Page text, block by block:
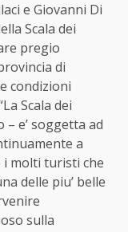
e Giovanni Di
Scala dei
pregio
di
condizioni
Scala dei
e’ soggetta ad
a
i molti turisti che
delle piu’ belle
sulla